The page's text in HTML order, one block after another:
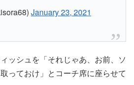
January 23, 2021
ッシュを「それじゃあ、お前、ソ
っておけ」とコーチ席に座らせて